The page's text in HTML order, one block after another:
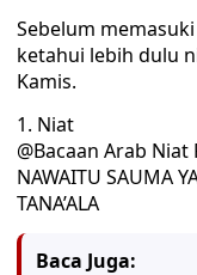
Sebelum
ketahui lebih dulu
Kamis.
1. Niat
@Bacaan Arab
NAWAITU SAUMA
TANA’ALA
Baca Juga: